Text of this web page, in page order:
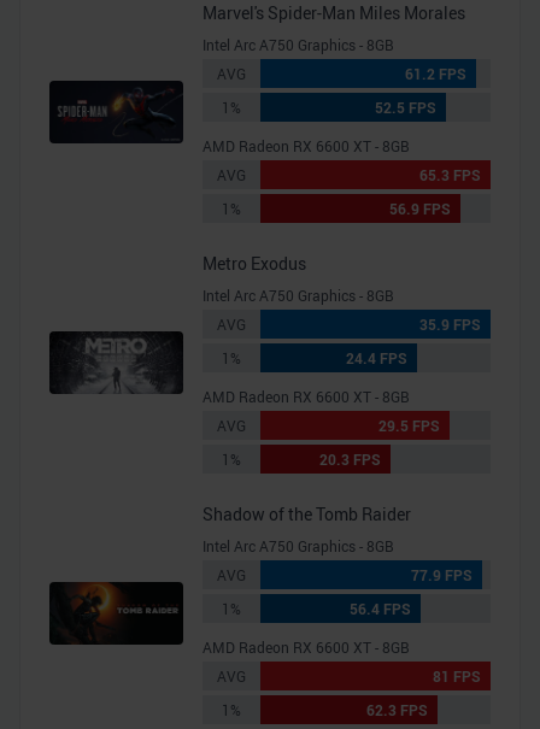
Marvel's Spider-Man Miles Morales
Intel Arc A750 Graphics - 8GB
AVG
61.2 FPS
1%
52.5 FPS
AMD Radeon RX 6600 XT - 8GB
AVG
65.3 FPS
1%
56.9 FPS
Metro Exodus
Intel Arc A750 Graphics - 8GB
AVG
35.9 FPS
1%
24.4 FPS
AMD Radeon RX 6600 XT - 8GB
AVG
29.5 FPS
1%
20.3 FPS
Shadow of the Tomb Raider
Intel Arc A750 Graphics - 8GB
AVG
77.9 FPS
1%
56.4 FPS
AMD Radeon RX 6600 XT - 8GB
AVG
81 FPS
1%
62.3 FPS